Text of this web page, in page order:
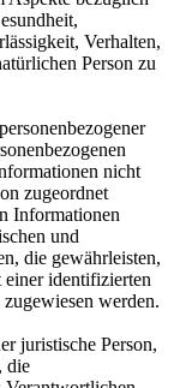
Verhalten,
Person zu
nicht
zugeordnet
Informationen
und
die gewährleisten,
einer identifizierten
werden.
juristische Person,
die